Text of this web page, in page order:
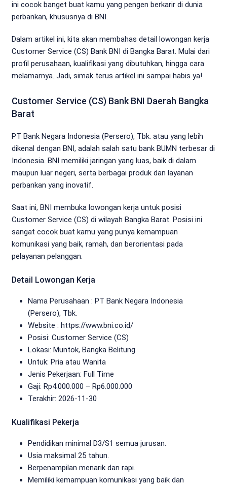
ini cocok banget buat kamu yang pengen berkarir di dunia
perbankan, khususnya di BNI.
Dalam artikel ini, kita akan membahas detail lowongan kerja
Customer Service (CS) Bank BNI di Bangka Barat. Mulai dari
profil perusahaan, kualifikasi yang dibutuhkan, hingga cara
melamarnya. Jadi, simak terus artikel ini sampai habis ya!
Customer Service (CS) Bank BNI Daerah Bangka
Barat
PT Bank Negara Indonesia (Persero), Tbk. atau yang lebih
dikenal dengan BNI, adalah salah satu bank BUMN terbesar di
Indonesia. BNI memiliki jaringan yang luas, baik di dalam
maupun luar negeri, serta berbagai produk dan layanan
perbankan yang inovatif.
Saat ini, BNI membuka lowongan kerja untuk posisi
Customer Service (CS) di wilayah Bangka Barat. Posisi ini
sangat cocok buat kamu yang punya kemampuan
komunikasi yang baik, ramah, dan berorientasi pada
pelayanan pelanggan.
Detail Lowongan Kerja
Nama Perusahaan : PT Bank Negara Indonesia
(Persero), Tbk.
Website : https://www.bni.co.id/
Posisi: Customer Service (CS)
Lokasi: Muntok, Bangka Belitung.
Untuk: Pria atau Wanita
Jenis Pekerjaan: Full Time
Gaji: Rp4.000.000 – Rp6.000.000
Terakhir: 2026-11-30
Kualifikasi Pekerja
Pendidikan minimal D3/S1 semua jurusan.
Usia maksimal 25 tahun.
Berpenampilan menarik dan rapi.
Memiliki kemampuan komunikasi yang baik dan